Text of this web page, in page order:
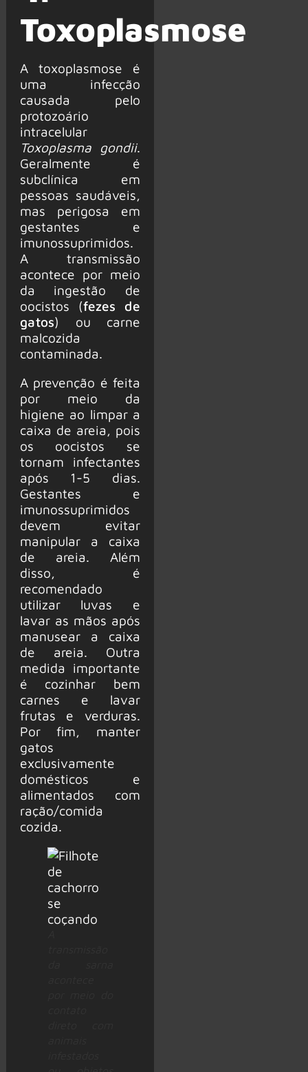
Toxoplasmose
A toxoplasmose é
uma infecção
causada pelo
protozoário
intracelular
Toxoplasma gondii.
Geralmente é
subclínica em
pessoas saudáveis,
mas perigosa em
gestantes e
imunossuprimidos.
A transmissão
acontece por meio
da ingestão de
oocistos (fezes de
gatos) ou carne
malcozida
contaminada.
A prevenção é feita
por meio da
higiene ao limpar a
caixa de areia, pois
os oocistos se
tornam infectantes
após 1-5 dias.
Gestantes e
imunossuprimidos
devem evitar
manipular a caixa
de areia. Além
disso, é
recomendado
utilizar luvas e
lavar as mãos após
manusear a caixa
de areia. Outra
medida importante
é cozinhar bem
carnes e lavar
frutas e verduras.
Por fim, manter
gatos
exclusivamente
domésticos e
alimentados com
ração/comida
cozida.